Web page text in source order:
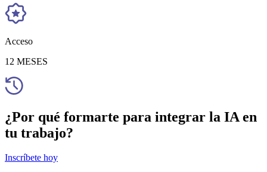
Acceso
12 MESES
¿Por qué formarte para integrar la IA en
tu trabajo?
Inscríbete hoy